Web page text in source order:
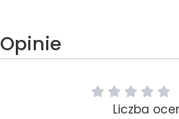
Opinie
Liczba